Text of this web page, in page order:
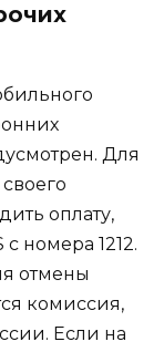
Для
оплату,
номера 1212.
отмены
комиссия,
Если на